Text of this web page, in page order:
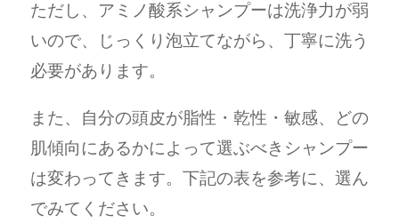
ただし、アミノ酸系シャンプーは洗浄力が弱
いので、じっくり泡立てながら、丁寧に洗う
必要があります。
また、自分の頭皮が脂性・乾性・敏感、どの
肌傾向にあるかによって選ぶべきシャンプー
は変わってきます。下記の表を参考に、選ん
でみてください。